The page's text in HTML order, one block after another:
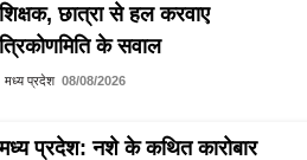
शिक्षक, छात्रा से हल करवाए
त्रिकोणमिति के सवाल
मध्य प्रदेश 08/08/2026
मध्य प्रदेश: नशे के कथित कारोबार